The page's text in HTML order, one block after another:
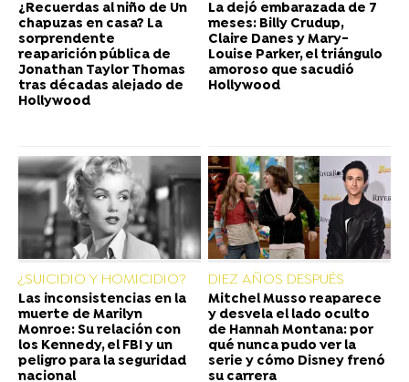
¿Recuerdas al niño de Un
chapuzas en casa? La
sorprendente
reaparición pública de
Jonathan Taylor Thomas
tras décadas alejado de
Hollywood
La dejó embarazada de 7
meses: Billy Crudup,
Claire Danes y Mary-
Louise Parker, el triángulo
amoroso que sacudió
Hollywood
¿SUICIDIO Y HOMICIDIO?
Las inconsistencias en la
muerte de Marilyn
Monroe: Su relación con
los Kennedy, el FBI y un
peligro para la seguridad
nacional
DIEZ AÑOS DESPUÉS
Mitchel Musso reaparece
y desvela el lado oculto
de Hannah Montana: por
qué nunca pudo ver la
serie y cómo Disney frenó
su carrera